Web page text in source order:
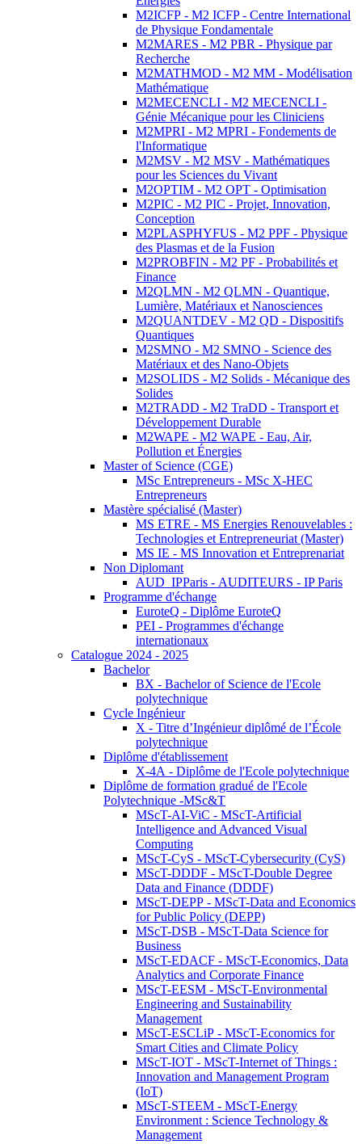
M2ICFP - M2 ICFP - Centre International
de Physique Fondamentale
M2MARES - M2 PBR - Physique par
Recherche
M2MATHMOD - M2 MM - Modélisation
Mathématique
M2MECENCLI - M2 MECENCLI -
Génie Mécanique pour les Cliniciens
M2MPRI - M2 MPRI - Fondements de
l'Informatique
M2MSV - M2 MSV - Mathématiques
pour les Sciences du Vivant
M2OPTIM - M2 OPT - Optimisation
M2PIC - M2 PIC - Projet, Innovation,
Conception
M2PLASPHYFUS - M2 PPF - Physique
des Plasmas et de la Fusion
M2PROBFIN - M2 PF - Probabilités et
Finance
M2QLMN - M2 QLMN - Quantique,
Lumière, Matériaux et Nanosciences
M2QUANTDEV - M2 QD - Dispositifs
Quantiques
M2SMNO - M2 SMNO - Science des
Matériaux et des Nano-Objets
M2SOLIDS - M2 Solids - Mécanique des
Solides
M2TRADD - M2 TraDD - Transport et
Développement Durable
M2WAPE - M2 WAPE - Eau, Air,
Pollution et Énergies
Master of Science (CGE)
MSc Entrepreneurs - MSc X-HEC
Entrepreneurs
Mastère spécialisé (Master)
MS ETRE - MS Energies Renouvelables :
Technologies et Entrepreneuriat (Master)
MS IE - MS Innovation et Entreprenariat
Non Diplomant
AUD_IPParis - AUDITEURS - IP Paris
Programme d'échange
EuroteQ - Diplôme EuroteQ
PEI - Programmes d'échange
internationaux
Catalogue 2024 - 2025
Bachelor
BX - Bachelor of Science de l'Ecole
polytechnique
Cycle Ingénieur
X - Titre d’Ingénieur diplômé de l’École
polytechnique
Diplôme d'établissement
X-4A - Diplôme de l'Ecole polytechnique
Diplôme de formation gradué de l'Ecole
Polytechnique -MSc&T
MScT-AI-ViC - MScT-Artificial
Intelligence and Advanced Visual
Computing
MScT-CyS - MScT-Cybersecurity (CyS)
MScT-DDDF - MScT-Double Degree
Data and Finance (DDDF)
MScT-DEPP - MScT-Data and Economics
for Public Policy (DEPP)
MScT-DSB - MScT-Data Science for
Business
MScT-EDACF - MScT-Economics, Data
Analytics and Corporate Finance
MScT-EESM - MScT-Environmental
Engineering and Sustainability
Management
MScT-ESCLiP - MScT-Economics for
Smart Cities and Climate Policy
MScT-IOT - MScT-Internet of Things :
Innovation and Management Program
(IoT)
MScT-STEEM - MScT-Energy
Environment : Science Technology &
Management